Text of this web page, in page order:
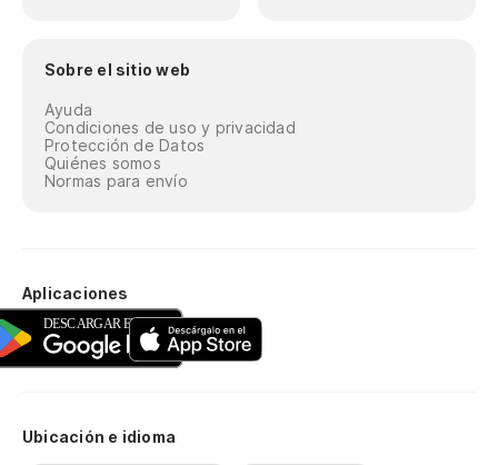
Sobre el sitio web
Ayuda
Condiciones de uso y privacidad
Protección de Datos
Quiénes somos
Normas para envío
Aplicaciones
Ubicación e idioma